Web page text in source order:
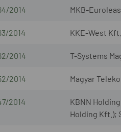
2014 MKB-
2014 KKE-West
2014 T-Systems
2014 Magyar
2014
KBNN
Holding Kft.);